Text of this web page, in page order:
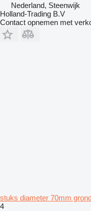
Nederland, Steenwijk
Holland-Trading B.V
Contact opnemen met
stuks diameter 70mm
4